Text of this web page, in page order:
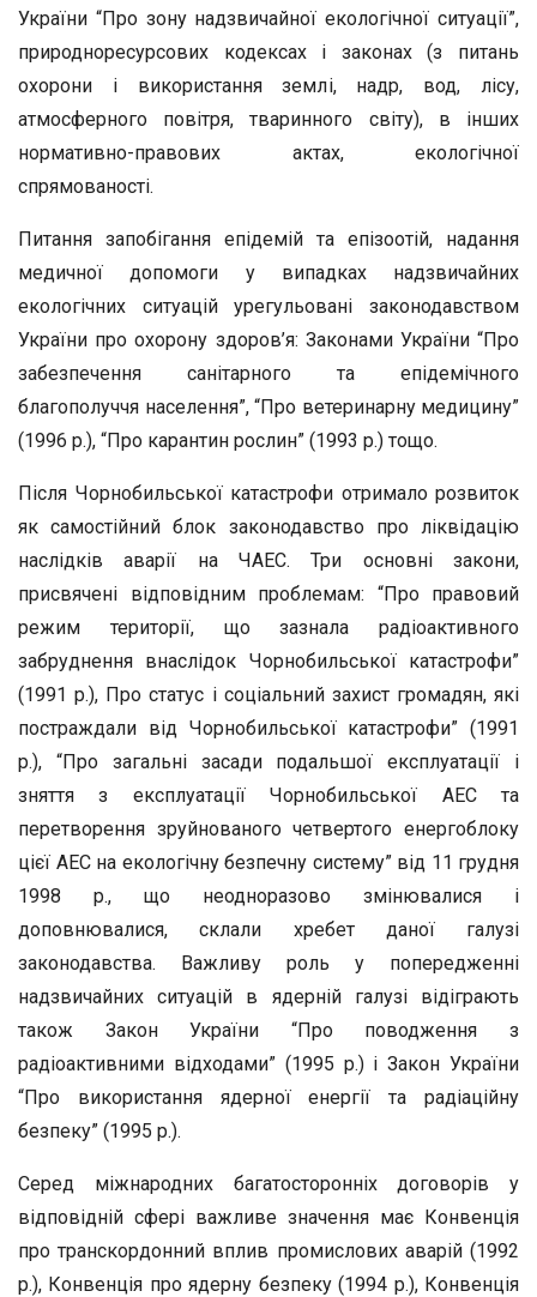
України “Про зону надзвичайної екологічної ситуації”,
природноресурсових кодексах і законах (з питань
охорони і використання землі, надр, вод, лісу,
атмосферного повітря, тваринного світу), в інших
нормативно-правових актах, екологічної
спрямованості.
Питання запобігання епідемій та епізоотій, надання
медичної допомоги у випадках надзвичайних
екологічних ситуацій урегульовані законодавством
України про охорону здоров’я: Законами України “Про
забезпечення санітарного та епідемічного
благополуччя населення”, “Про ветеринарну медицину”
(1996 р.), “Про карантин рослин” (1993 р.) тощо.
Після Чорнобильської катастрофи отримало розвиток
як самостійний блок законодавство про ліквідацію
наслідків аварії на ЧАЕС. Три основні закони,
присвячені відповідним проблемам: “Про правовий
режим території, що зазнала радіоактивного
забруднення внаслідок Чорнобильської катастрофи”
(1991 р.), Про статус і соціальний захист громадян, які
постраждали від Чорнобильської катастрофи” (1991
р.), “Про загальні засади подальшої експлуатації і
зняття з експлуатації Чорнобильської АЕС та
перетворення зруйнованого четвертого енергоблоку
цієї АЕС на екологічну безпечну систему” від 11 грудня
1998 р., що неодноразово змінювалися і
доповнювалися, склали хребет даної галузі
законодавства. Важливу роль у попередженні
надзвичайних ситуацій в ядерній галузі відіграють
також Закон України “Про поводження з
радіоактивними відходами” (1995 р.) і Закон України
“Про використання ядерної енергії та радіаційну
безпеку” (1995 р.).
Серед міжнародних багатосторонніх договорів у
відповідній сфері важливе значення має Конвенція
про транскордонний вплив промислових аварій (1992
р.), Конвенція про ядерну безпеку (1994 р.), Конвенція